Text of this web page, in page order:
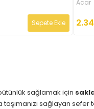
Sepete Ekle
Acar
sağlamak için
sağlayan